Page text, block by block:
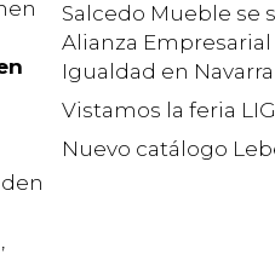
Salcedo Mueble se
Alianza Empresarial
Igualdad en Navarra
Vistamos la feria
Nuevo catálogo